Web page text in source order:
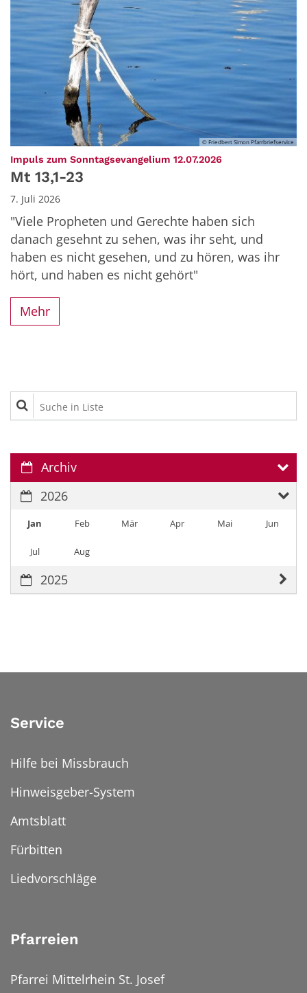
© Friedbert Simon Pfarrbriefservice
Impuls zum Sonntagsevangelium 12.07.2026
Mt 13,1-23
7. Juli 2026
"Viele Propheten und Gerechte haben sich
danach gesehnt zu sehen, was ihr seht, und
haben es nicht gesehen, und zu hören, was ihr
hört, und haben es nicht gehört"
Mehr
Suche in Liste
Archiv
2026
Jan Feb Mär Apr Mai Jun
Jul Aug
2025
Service
Hilfe bei Missbrauch
Hinweisgeber-System
Amtsblatt
Fürbitten
Liedvorschläge
Pfarreien
Pfarrei Mittelrhein St. Josef